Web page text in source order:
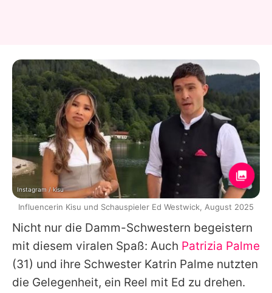
Nicht nur die Damm-Schwestern begeistern
mit diesem viralen Spaß: Auch Patrizia Palme
(31) und ihre Schwester Katrin Palme nutzten
die Gelegenheit, ein Reel mit Ed zu drehen.
Instagram / kisu
Influencerin Kisu und Schauspieler Ed Westwick, August 2025